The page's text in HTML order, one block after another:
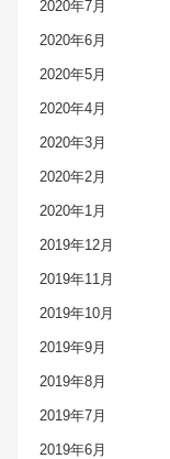
2020年7月
2020年6月
2020年5月
2020年4月
2020年3月
2020年2月
2020年1月
2019年12月
2019年11月
2019年10月
2019年9月
2019年8月
2019年7月
2019年6月